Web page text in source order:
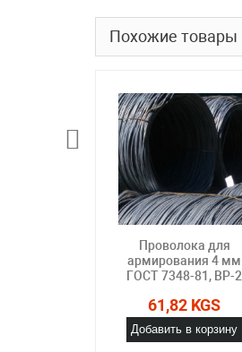
Похожие товары
Проволока для
армирования 4 мм
ГОСТ 7348-81, ВР-2
61,82 KGS
Добавить в корзину